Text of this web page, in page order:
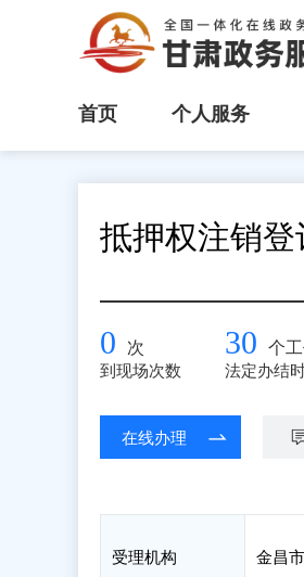
首页 个人服务
抵押权注销登
0 次
到现场次数
30 个
法定办结
在线办理
受理机构 金昌